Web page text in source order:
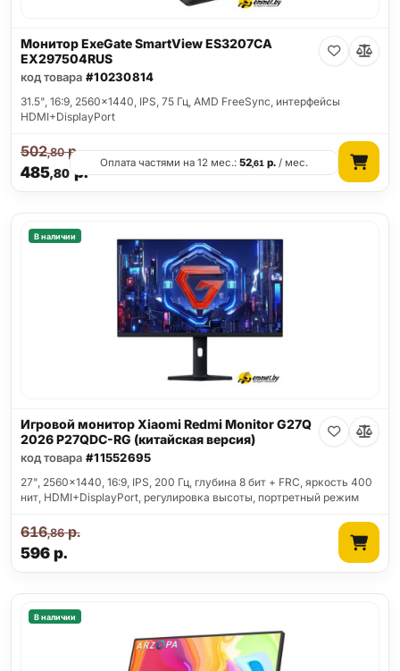
Монитор ExeGate SmartView ES3207CA
EX297504RUS
код товара #10230814
31.5", 16:9, 2560x1440, IPS, 75 Гц, AMD FreeSync, интерфейсы
HDMI+DisplayPort
485,80р.
502,80р.
Оплата частями на 12 мес.:52,61 р. / мес.
В наличии
Игровой монитор Xiaomi Redmi Monitor G27Q
2026 P27QDC-RG (китайская версия)
код товара #11552695
27", 2560x1440, 16:9, IPS, 200 Гц, глубина 8 бит + FRC, яркость 400
нит, HDMI+DisplayPort, регулировка высоты, портретный режим
596р.
616,86р.
В наличии